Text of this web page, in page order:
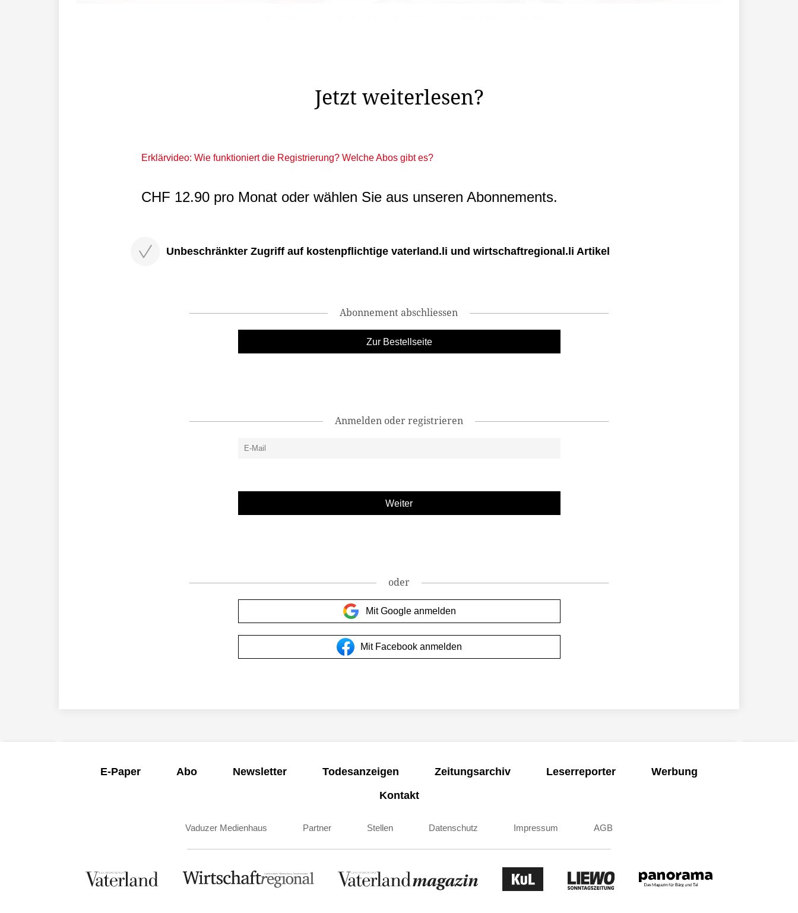
Jetzt weiterlesen?
Erklärvideo: Wie funktioniert die Registrierung? Welche Abos gibt es?
CHF 12.90 pro Monat oder wählen Sie aus unseren Abonnements.
Unbeschränkter Zugriff auf kostenpflichtige vaterland.li und wirtschaftregional.li Artikel
Abonnement abschliessen
Zur Bestellseite
Anmelden oder registrieren
oder
Mit Google anmelden
Mit Facebook anmelden
E-Paper Abo Newsletter Todesanzeigen Zeitungsarchiv Leserreporter
Werbung
Kontakt
Vaduzer Medienhaus Partner Stellen Datenschutz Impressum AGB